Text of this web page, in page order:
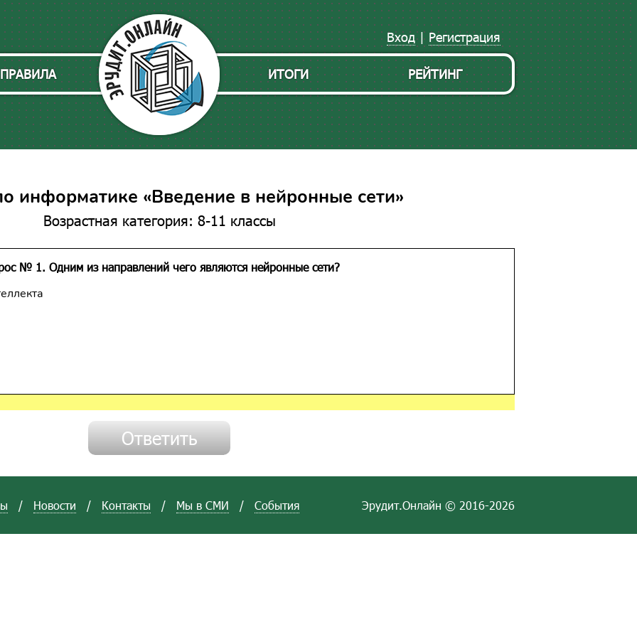
Регистрация
|
Вход
ПРАВИЛА РЕЙТИНГ
ИТОГИ
информатике «Введение в нейронные сети»
Возрастная категория: 8-11 классы
№ 1. Одним из направлений чего являются нейронные сети?
/ Новости / Контакты / Мы в СМИ / События Эрудит.Онлайн © 2016-2026